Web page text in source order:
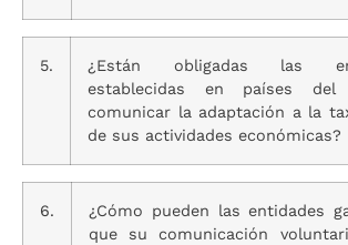
5.
¿Están obligadas las
establecidas en países
comunicar la adaptación a la
de sus actividades económicas?
6.
¿Cómo pueden las entidades
que su comunicación